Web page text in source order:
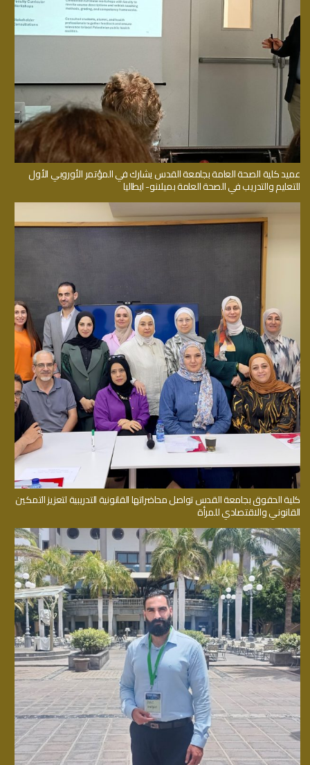
عميد كلية الصحة العامة بجامعة القدس يشارك في المؤتمر الأوروبي الأول
للتعليم والتدريب في الصحة العامة بميلانو- ايطاليا
كلية الحقوق بجامعة القدس تواصل محاضراتها القانونية التدريبية لتعزيز التمكين
القانوني والاقتصادي للمرأة